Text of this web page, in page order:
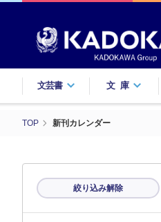
文芸書 文庫
TOP 新刊カレンダー
絞り込み解除